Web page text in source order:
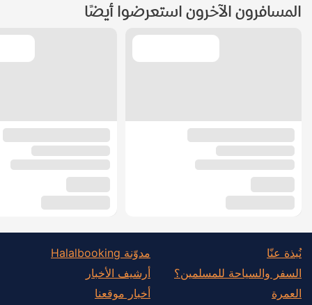
المسافرون الآخرون استعرضوا أيضًا
نُبذة عنّا
السفر والسياحة للمسلمين؟
العمرة
مدوّنة Halalbooking
أرشيف الأخبار
أخبار موقعنا